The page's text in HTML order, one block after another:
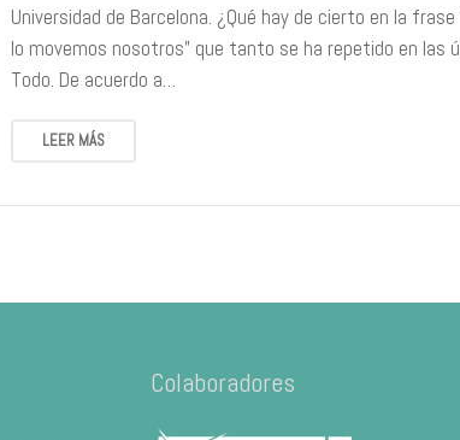
Universidad de Barcelona. ¿Qué hay de cierto en la
lo movemos nosotros” que tanto se ha repetido en las
Todo. De acuerdo a…
LEER MÁS
Colaboradores